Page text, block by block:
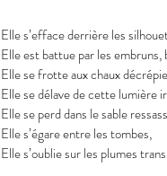
Elle s’efface derrière les
Elle est battue par les embruns,
Elle se frotte aux chaux
Elle se délave de cette lumière
Elle se perd dans le sable
Elle s’égare entre les tombes,
Elle s’oublie sur les plumes